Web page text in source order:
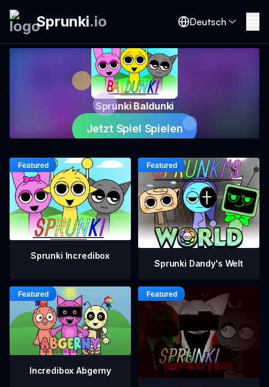
Sprunki.io Deutsch
Sprunki Baldunki
Jetzt Spiel Spielen
Sprunki Incredibox
Sprunki Dandy's Welt
Incredibox Abgerny